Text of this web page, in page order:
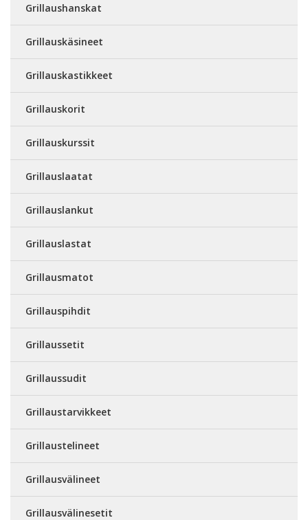
Grillaushanskat
Grillauskäsineet
Grillauskastikkeet
Grillauskorit
Grillauskurssit
Grillauslaatat
Grillauslankut
Grillauslastat
Grillausmatot
Grillauspihdit
Grillaussetit
Grillaussudit
Grillaustarvikkeet
Grillaustelineet
Grillausvälineet
Grillausvälinesetit